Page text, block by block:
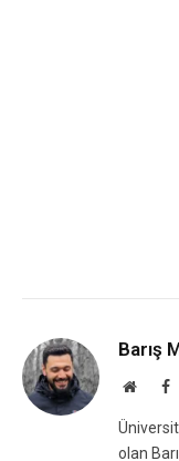
Barış
Website
olan